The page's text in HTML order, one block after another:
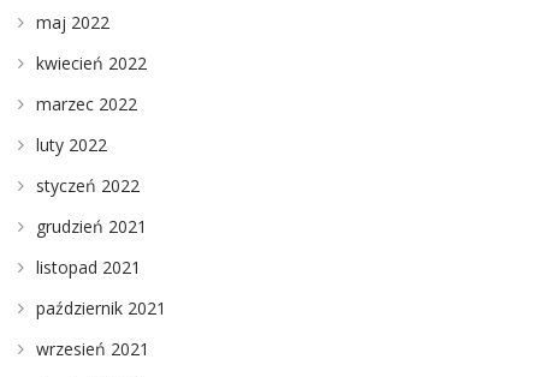
maj 2022
kwiecień 2022
marzec 2022
luty 2022
styczeń 2022
grudzień 2021
listopad 2021
październik 2021
wrzesień 2021